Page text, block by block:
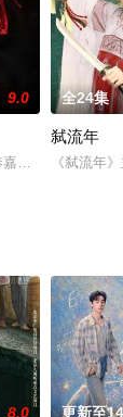
9.0
帝之命，潜入定
全24集
弑流年
《弑流年
8.0 更新至